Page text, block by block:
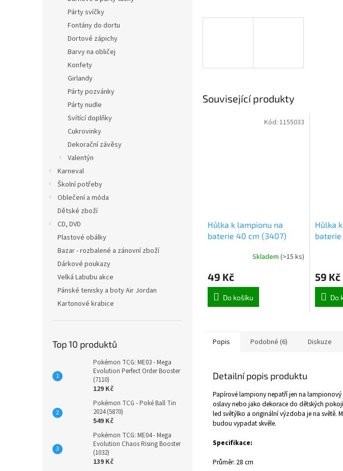
Párty svíčky
Fontány do dortu
Dortové zápichy
Barvy na obličej
Konfety
Girlandy
Párty pozvánky
Párty nudle
Svítící doplňky
Cukrovinky
Dekorační závěsy
Valentýn
Karneval
Školní potřeby
Oblečení a móda
Dětské zboží
CD, DVD
Plastové obálky
Bazar - rozbalené a zánovní zboží
Dárkové poukazy
Velká Labubu akce
Pánské tenisky a boty Air Jordan
Kartonové krabice
Top 10 produktů
Pokémon TCG: ME03 - Mega
Evolution Perfect Order Booster
(7110)
129 Kč
Pokémon TCG - Poké Ball Tin
2024 (5870)
549 Kč
Pokémon TCG: ME04 - Mega
Evolution Chaos Rising Booster
(1032)
139 Kč
Související produkty
Hůlka k lampionu na
baterie 40 cm (3407)
Skladem (>15 ks)
49 Kč
Do košíku
Kód: 1155033
Hůlka
59 Kč
Do
Popis Podobné (6) Diskuze
Detailní popis produktu
Papírové lampiony nepatří jen na
oslavy nebo jako dekorace do dětských
led světýlko a originální výzdoba je na světě.
budou vypadat skvěle.
Specifikace:
Průměr: 28 cm